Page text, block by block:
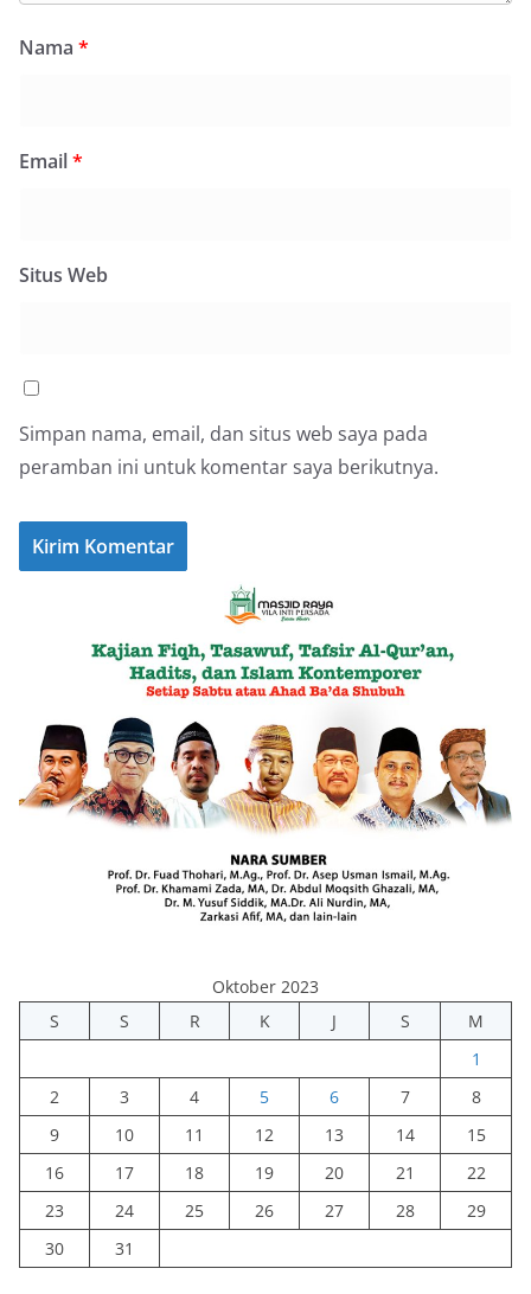
Nama *
Email*
Situs Web
Simpan nama, email, dan situs web saya pada
peramban ini untuk komentar saya berikutnya.
Oktober 2023
S
S R K J S
M
1
2
3 4 5 6 7
8
9
10 11 12 13 14
15
16
17 18 19 20 21
22
23
24 25 26 27 28
29
30
31